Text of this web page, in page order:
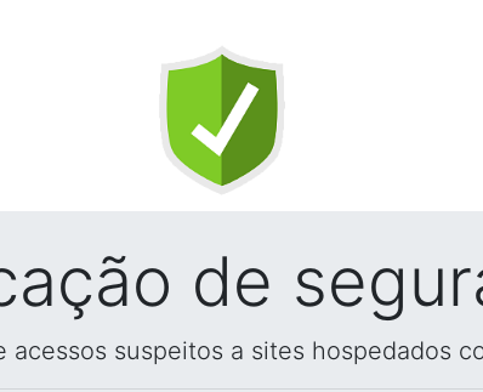
de
suspeitos a sites hospedados